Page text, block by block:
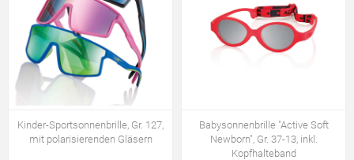
Kinder-Sportsonnenbrille, Gr. 127,
mit polarisierenden Gläsern
Babysonnenbrille "Active Soft
Newborn", Gr. 37-13, inkl.
Kopfhalteband